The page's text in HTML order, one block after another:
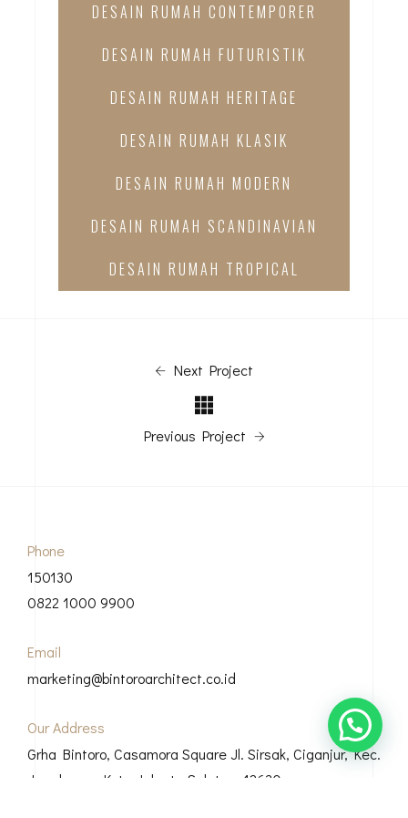
DESAIN RUMAH CONTEMPORER
DESAIN RUMAH FUTURISTIK
DESAIN RUMAH HERITAGE
DESAIN RUMAH KLASIK
DESAIN RUMAH MODERN
DESAIN RUMAH SCANDINAVIAN
DESAIN RUMAH TROPICAL
Next Project
Previous Project
Phone
150130
0822 1000 9900
Email
marketing@bintoroarchitect.co.id
Our Address
Grha Bintoro, Casamora Square Jl. Sirsak, Ciganjur, Kec.
Jagakarsa, Kota Jakarta Selatan, 12630